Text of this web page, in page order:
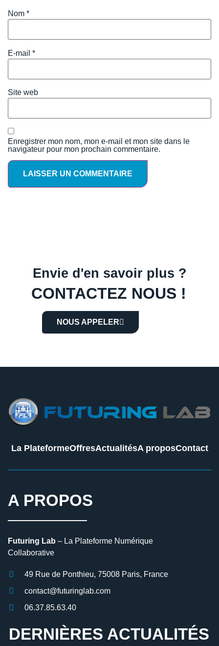
Nom *
E-mail *
Site web
Enregistrer mon nom, mon e-mail et mon site dans le
navigateur pour mon prochain commentaire.
Envie d'en savoir plus ?
CONTACTEZ NOUS !
NOUS APPELER
La PlateformeOffresActualitésA proposContact
A PROPOS
Futuring Lab – La Plateforme Numérique
Collaborative
49 Rue de Ponthieu, 75008 Paris, France
contact@futuringlab.com
06.37.85.63.40
DERNIÈRES ACTUALITÉS